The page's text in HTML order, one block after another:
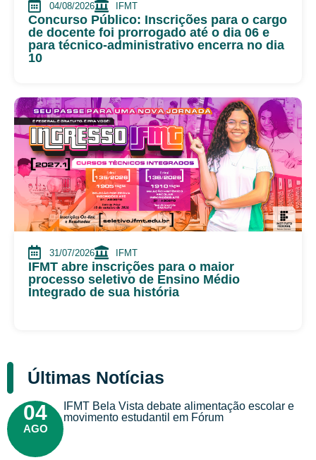
04/08/2026 IFMT
Concurso Público: Inscrições para o cargo
de docente foi prorrogado até o dia 06 e
para técnico-administrativo encerra no dia
10
31/07/2026 IFMT
IFMT abre inscrições para o maior
processo seletivo de Ensino Médio
Integrado de sua história
Últimas Notícias
04
AGO
IFMT Bela Vista debate alimentação escolar e
movimento estudantil em Fórum